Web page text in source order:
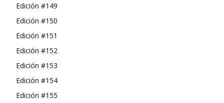
Edición #149
Edición #150
Edición #151
Edición #152
Edición #153
Edición #154
Edición #155